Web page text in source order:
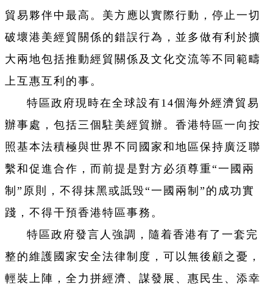
貿易夥伴中最高。美方應以實際行動，停止一切
破壞港美經貿關係的錯誤行為，並多做有利於擴
大兩地包括推動經貿關係及文化交流等不同範疇
上互惠互利的事。
特區政府現時在全球設有14個海外經濟貿易
辦事處，包括三個駐美經貿辦。香港特區一向按
照基本法積極與世界不同國家和地區保持廣泛聯
繫和促進合作，而前提是對方必須尊重“一國兩
制 ”原則，不得抹黑或詆毁“一國兩制 ”的成功實
踐，不得干預香港特區事務。
特區政府發言人強調，隨着香港有了一套完
整的維護國家安全法律制度，可以無後顧之憂，
輕裝上陣，全力拼經濟、謀發展、惠民生、添幸